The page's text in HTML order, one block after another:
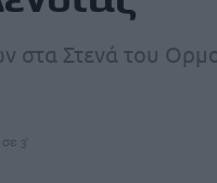
στα Στενά του
3'